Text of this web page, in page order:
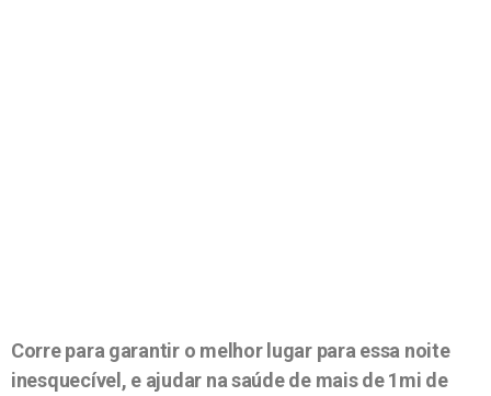
Corre para garantir o melhor lugar para essa noite
inesquecível, e ajudar na saúde de mais de 1mi de